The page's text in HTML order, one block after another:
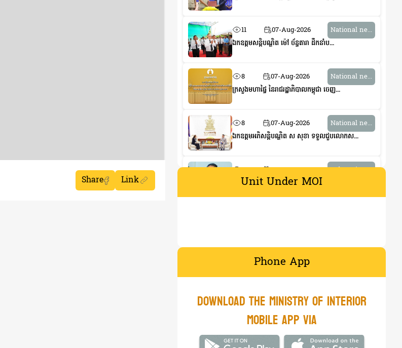
Share Link
11 07-Aug-2026
National ne...
ឯកឧត្តមសន្តិបណ្ឌិត ម៉ៅ ច័ន្ទតារា ដឹកនាំប...
8 07-Aug-2026
National ne...
ក្រសួងមហាផ្ទៃ នៃរាជរដ្ឋាភិបាលកម្ពុជា ចេញ...
8 07-Aug-2026
National ne...
ឯកឧត្តមអភិសន្តិបណ្ឌិត ស សុខា ទទួលជួបលោកស...
5 07-Aug-2026
Sub-nation ...
រដ្ឋបាល​ខេត្តត្បូងឃ្មុំ រៀបចំកិច្ចប្រជុំ...
07-Aug-2026
ករណីអគ្គិភ័យឆាបឆេះឃ្លាំងមន្ទីរពេទ្យបង្អែ...
ឯកឧត្តម ឧត្តមអគ្គានុរក្សថ្នាក់លេខ១ ឈន សា...
Unit Under MOI
Phone App
​Download the Ministry of Interior
mobile app via​